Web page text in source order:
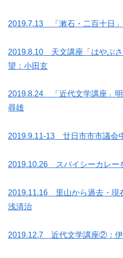
2019.7.13 「漱石・二百十日
2019.8.10 天文講座「はやぶ
望：小田玄
2019.8.24 「近代文学講座」
尋雄
2019.9.11-13 廿日市市市議会
2019.10.26 スパイシーカレー
2019.11.16 里山から過去・現
浅清治
2019.12.7 近代文学講座②：